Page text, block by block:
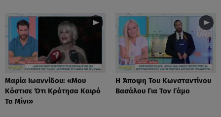
Μαρία Ιωαννίδου: «Μου
Κόστισε Ότι Κράτησα Καιρό
Τα Μίνι»
Η Άποψη Του Κωνσταντίνου
Βασάλου Για Τον Γάμο